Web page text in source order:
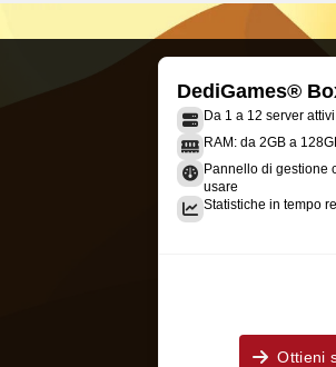
DediGames®
Da 1 a 12 server attivi
RAM: da 2GB a
Pannello di gestione
usare
Statistiche in tempo
Ottieni